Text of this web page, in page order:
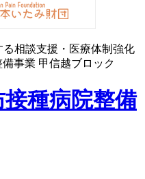
相談支援・医療体制強化
事業 甲信越ブロック